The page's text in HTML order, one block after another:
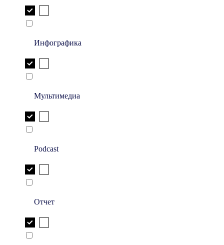
Инфографика
Мультимедиа
Podcast
Отчет